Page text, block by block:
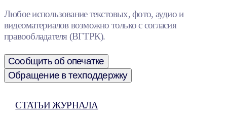
Любое использование текстовых, фото, аудио и
видеоматериалов возможно только с согласия
правообладателя (ВГТРК).
Сообщить об опечатке
Обращение в техподдержку
СТАТЬИ ЖУРНАЛА